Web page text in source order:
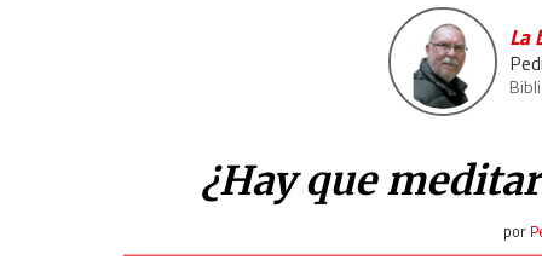
La
¿Hay que
por